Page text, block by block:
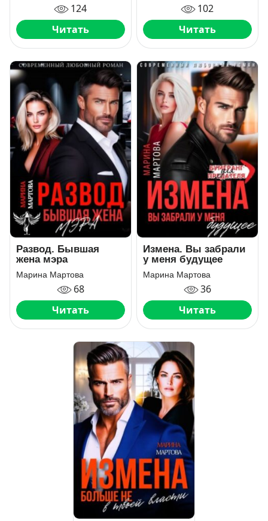
124
Читать
102
Читать
Развод. Бывшая
жена мэра
Марина Мартова
68
Читать
Измена. Вы забрали
у меня будущее
Марина Мартова
36
Читать